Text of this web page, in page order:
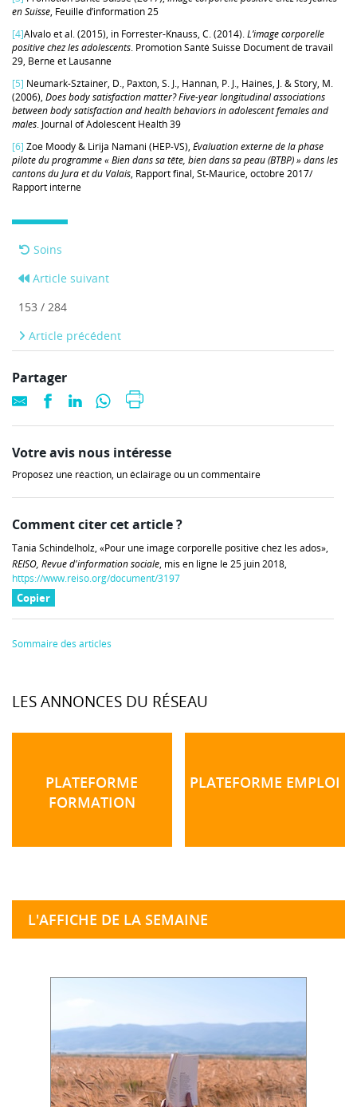
en Suisse, Feuille d’information 25
[4]Alvalo et al. (2015), in Forrester-Knauss, C. (2014).L’image corporelle
positive chez les adolescents. Promotion Santé Suisse Document de travail
29, Berne et Lausanne
[5] Neumark-Sztainer, D., Paxton, S. J., Hannan, P. J., Haines, J. & Story, M.
(2006), Does body satisfaction matter? Five-year longitudinal associations
between body satisfaction and health behaviors in adolescent females and
males. Journal of Adolescent Health 39
[6] Zoe Moody & Lirija Namani (HEP-VS), Évaluation externe de la phase
pilote du programme « Bien dans sa tête, bien dans sa peau (BTBP) » dans les
cantons du Jura et du Valais, Rapport final, St-Maurice, octobre 2017/
Rapport interne
Soins
Article suivant
153 / 284
Article précédent
Partager
Votre avis nous intéresse
Proposez une réaction, un éclairage ou un commentaire
Comment citer cet article ?
Tania Schindelholz, «Pour une image corporelle positive chez les ados»,
REISO, Revue d'information sociale, mis en ligne le 25 juin 2018,
https://www.reiso.org/document/3197
Copier
Sommaire des articles
LES ANNONCES DU RÉSEAU
PLATEFORME
FORMATION
PLATEFORME EMPLOI
L'AFFICHE DE LA SEMAINE